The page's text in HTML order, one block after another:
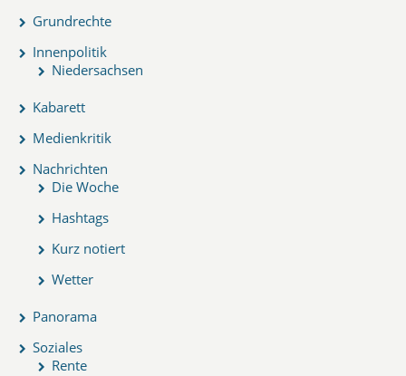
Grundrechte
Innenpolitik
Niedersachsen
Kabarett
Medienkritik
Nachrichten
Die Woche
Hashtags
Kurz notiert
Wetter
Panorama
Soziales
Rente